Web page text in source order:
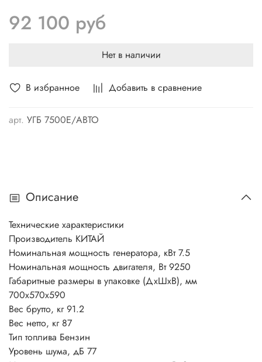
В избранное Добавить в сравнение
арт. УГБ 7500Е/АВТО
92 100 руб
Нет в наличии
Описание
Технические характеристики
Производитель КИТАЙ
Номинальная мощность генератора, кВт 7.5
Номинальная мощность двигателя, Вт 9250
Габаритные размеры в упаковке (ДхШхВ), мм
700х570х590
Вес брутто, кг 91.2
Вес нетто, кг 87
Тип топлива Бензин
Уровень шума, дБ 77